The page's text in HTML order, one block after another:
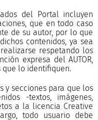
del Portal incluyen
que en todo caso
de su autor, por lo que
contenidos, ya sea
respetando los
expresa del AUTOR,
que lo identifiquen.
y secciones para que los
-textos, imágenes,
a la licencia Creative
todo usuario debe